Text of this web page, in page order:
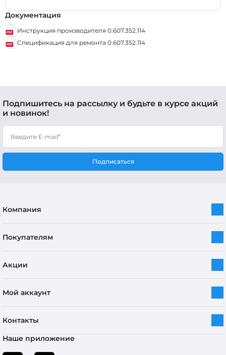
Документация
Инструкция производителя 0.607.352.114
Спецификация для ремонта 0.607.352.114
Подпишитесь на рассылку и будьте в курсе акций
и новинок!
Подписаться
Компания
Покупателям
Акции
Мой аккаунт
Контакты
Наше приложение